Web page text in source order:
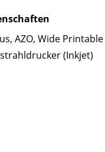
AZO, Wide
(Inkjet)